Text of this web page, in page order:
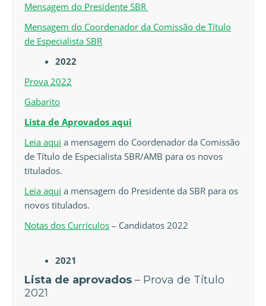
Mensagem do Presidente SBR
Mensagem do Coordenador da Comissão de Título
de Especialista SBR
2022
Prova 2022
Gabarito
Lista de Aprovados aqui
Leia aqui a mensagem do Coordenador da Comissão
de Título de Especialista SBR/AMB para os novos
titulados.
Leia aqui a mensagem do Presidente da SBR para os
novos titulados.
Notas dos Currículos – Candidatos 2022
2021
Lista de aprovados – Prova de Título
2021